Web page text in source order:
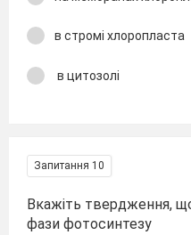
в стромі хлоропласта
в цитозолі
Запитання 10
Вкажіть твердження,
фази фотосинтезу